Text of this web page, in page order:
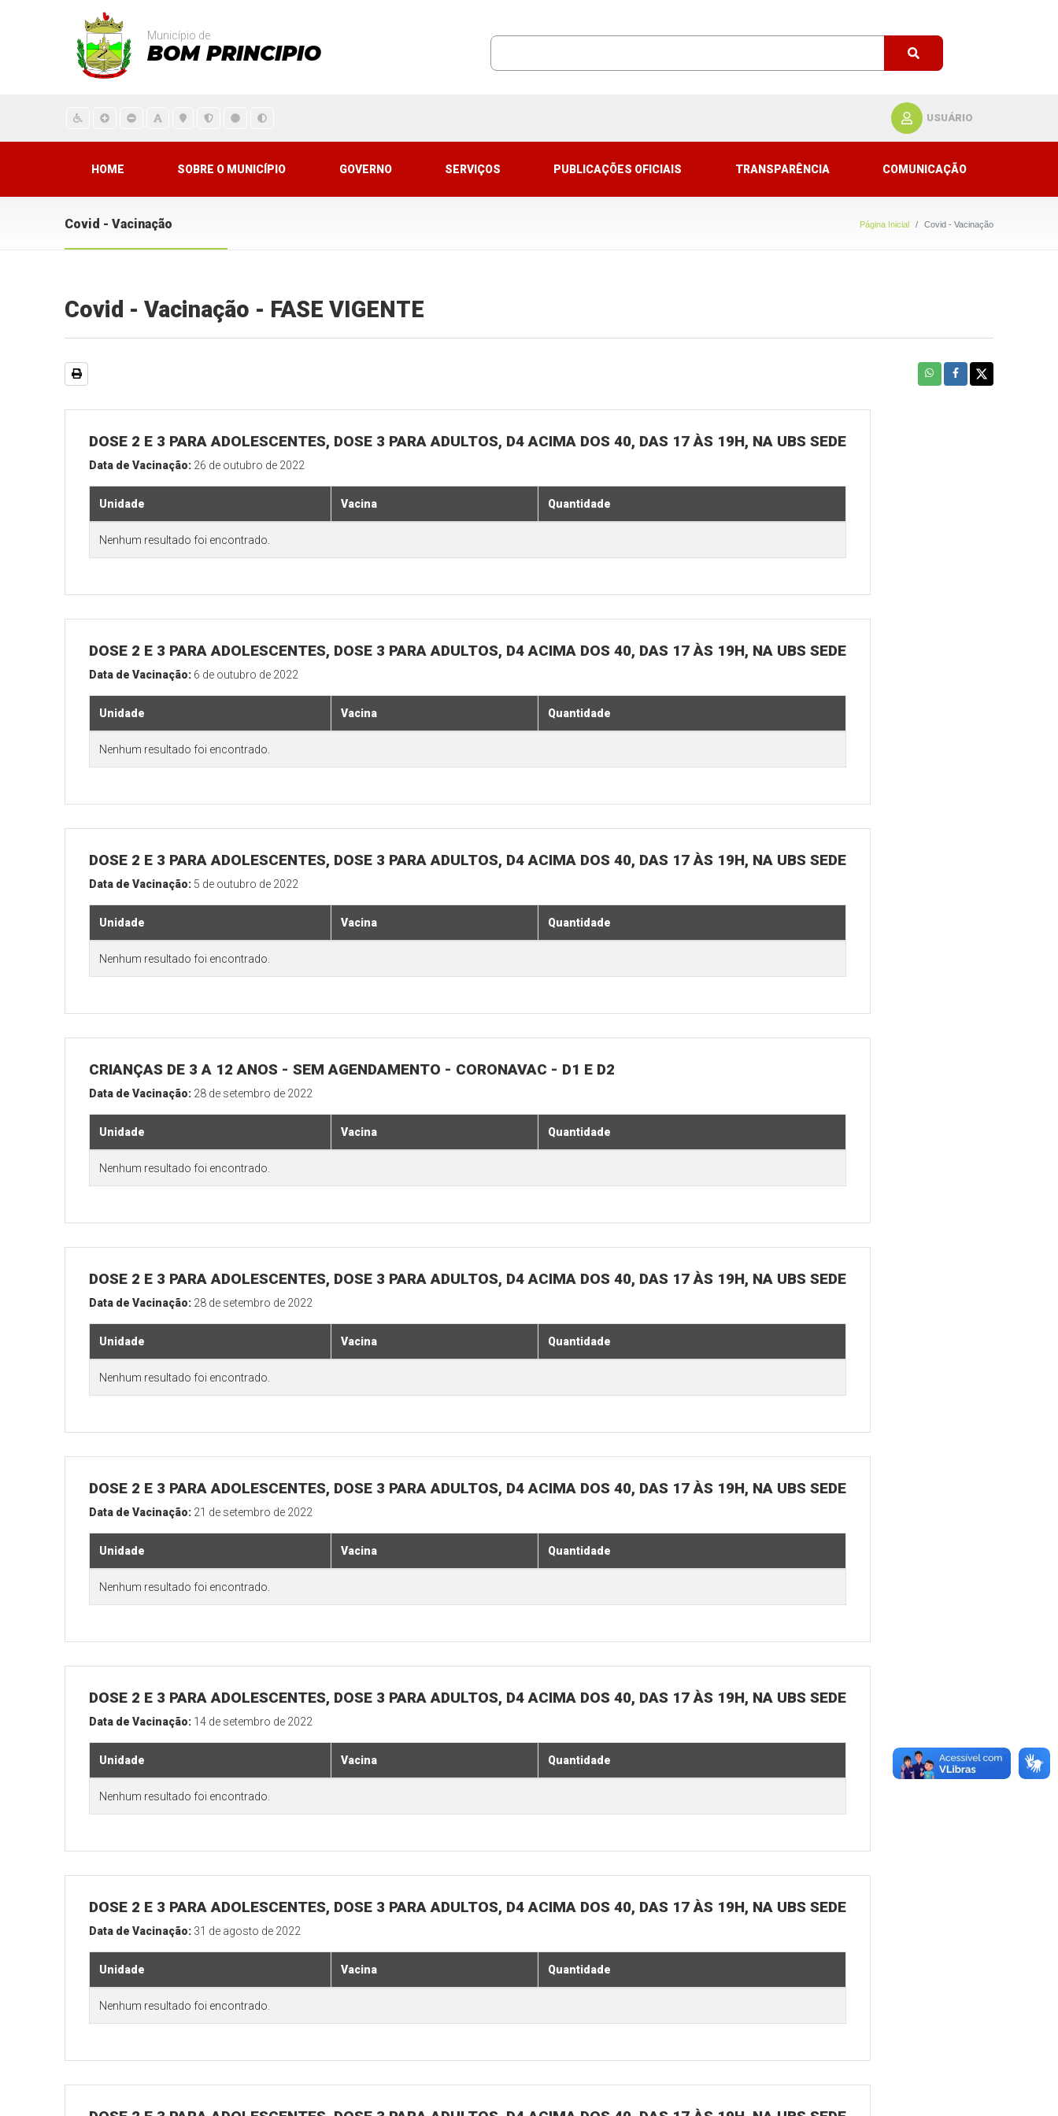
Município de
BOM PRINCIPIO
USUÁRIO
HOME SOBRE O MUNICÍPIO GOVERNO SERVIÇOS PUBLICAÇÕES OFICIAIS TRANSPARÊNCIA COMUNICAÇÃO
Covid - Vacinação Página Inicial Covid - Vacinação
Covid - Vacinação - FASE VIGENTE
DOSE 2 E 3 PARA ADOLESCENTES, DOSE 3 PARA ADULTOS, D4 ACIMA DOS 40, DAS 17 ÀS 19H, NA UBS SEDE
Data de Vacinação: 26 de outubro de 2022
Unidade Vacina Quantidade
Nenhum resultado foi encontrado.
DOSE 2 E 3 PARA ADOLESCENTES, DOSE 3 PARA ADULTOS, D4 ACIMA DOS 40, DAS 17 ÀS 19H, NA UBS SEDE
Data de Vacinação: 6 de outubro de 2022
Unidade Vacina Quantidade
Nenhum resultado foi encontrado.
DOSE 2 E 3 PARA ADOLESCENTES, DOSE 3 PARA ADULTOS, D4 ACIMA DOS 40, DAS 17 ÀS 19H, NA UBS SEDE
Data de Vacinação: 5 de outubro de 2022
Unidade Vacina Quantidade
Nenhum resultado foi encontrado.
CRIANÇAS DE 3 A 12 ANOS - SEM AGENDAMENTO - CORONAVAC - D1 E D2
Data de Vacinação: 28 de setembro de 2022
Unidade Vacina Quantidade
Nenhum resultado foi encontrado.
DOSE 2 E 3 PARA ADOLESCENTES, DOSE 3 PARA ADULTOS, D4 ACIMA DOS 40, DAS 17 ÀS 19H, NA UBS SEDE
Data de Vacinação: 28 de setembro de 2022
Unidade Vacina Quantidade
Nenhum resultado foi encontrado.
DOSE 2 E 3 PARA ADOLESCENTES, DOSE 3 PARA ADULTOS, D4 ACIMA DOS 40, DAS 17 ÀS 19H, NA UBS SEDE
Data de Vacinação: 21 de setembro de 2022
Unidade Vacina Quantidade
Nenhum resultado foi encontrado.
DOSE 2 E 3 PARA ADOLESCENTES, DOSE 3 PARA ADULTOS, D4 ACIMA DOS 40, DAS 17 ÀS 19H, NA UBS SEDE
Data de Vacinação: 14 de setembro de 2022
Unidade Vacina Quantidade
Nenhum resultado foi encontrado.
DOSE 2 E 3 PARA ADOLESCENTES, DOSE 3 PARA ADULTOS, D4 ACIMA DOS 40, DAS 17 ÀS 19H, NA UBS SEDE
Data de Vacinação: 31 de agosto de 2022
Unidade Vacina Quantidade
Nenhum resultado foi encontrado.